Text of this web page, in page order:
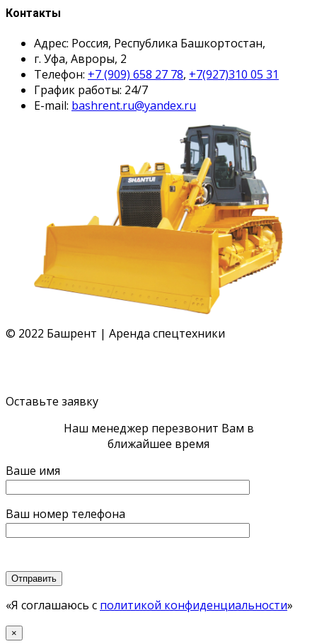
Контакты
Адрес: Россия, Республика Башкортостан,
г. Уфа, Авроры, 2
Телефон: +7 (909) 658 27 78, +7(927)310 05 31
График работы: 24/7
E-mail: bashrent.ru@yandex.ru
© 2022 Башрент | Аренда спецтехники
Оставьте заявку
Наш менеджер перезвонит Вам в
ближайшее время
Ваше имя
Ваш номер телефона
«Я соглашаюсь с политикой конфиденциальности»
×